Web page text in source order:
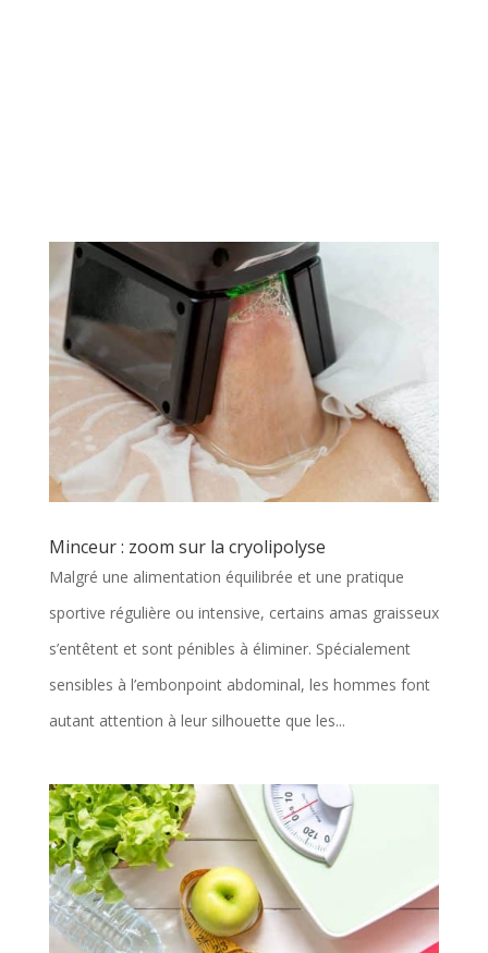
Minceur : zoom sur la cryolipolyse
Malgré une alimentation équilibrée et une pratique
sportive régulière ou intensive, certains amas graisseux
s’entêtent et sont pénibles à éliminer. Spécialement
sensibles à l’embonpoint abdominal, les hommes font
autant attention à leur silhouette que les...